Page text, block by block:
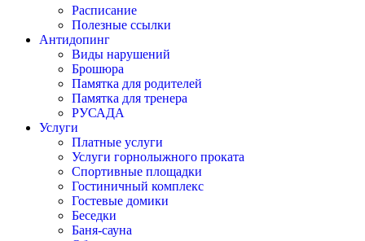
Расписание
Полезные ссылки
Антидопинг
Виды нарушений
Брошюра
Памятка для родителей
Памятка для тренера
РУСАДА
Услуги
Платные услуги
Услуги горнолыжного проката
Спортивные площадки
Гостиничный комплекс
Гостевые домики
Беседки
Баня-сауна